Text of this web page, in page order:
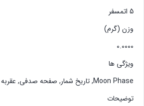
5 اتمسفر
وزن (گرم)
0.0000
ویژگی ها
Moon Phase, تاریخ شمار, صفحه صدفی, عقربه شب نما
توضیحات